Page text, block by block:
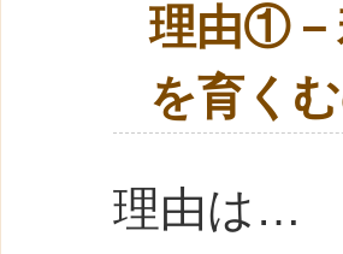
理由①－
を育く
理由は…